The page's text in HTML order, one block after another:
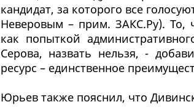
кандидат, за которого все
Неверовым – прим. ЗАКС.Ру). То,
как попыткой
Серова, назвать нельзя, -
ресурс – единственное
Юрьев также пояснил, что